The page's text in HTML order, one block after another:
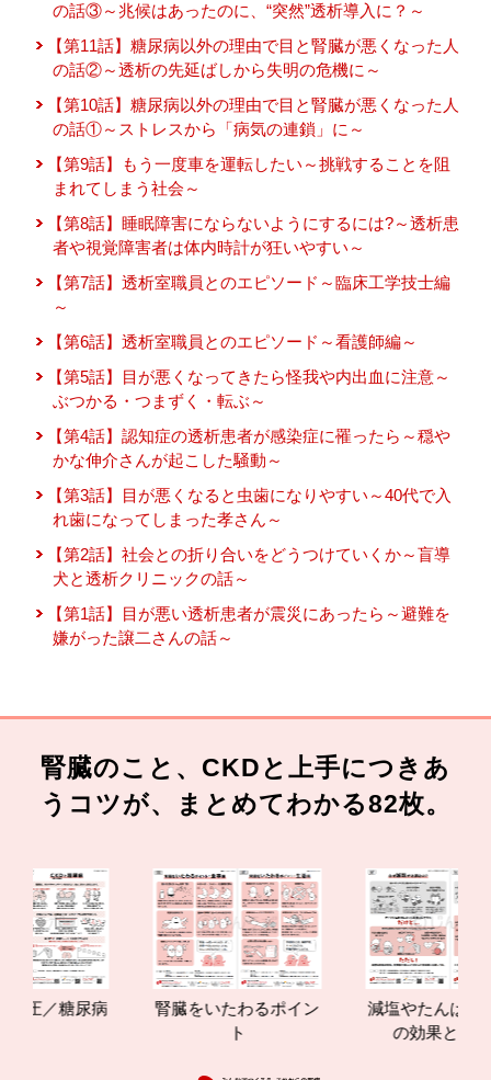
の話③～兆候はあったのに、“突然”透析導入に？～
【第11話】糖尿病以外の理由で目と腎臓が悪くなった人
の話②～透析の先延ばしから失明の危機に～
【第10話】糖尿病以外の理由で目と腎臓が悪くなった人
の話①～ストレスから「病気の連鎖」に～
【第9話】もう一度車を運転したい～挑戦することを阻
まれてしまう社会～
【第8話】睡眠障害にならないようにするには?～透析患
者や視覚障害者は体内時計が狂いやすい～
【第7話】透析室職員とのエピソード～臨床工学技士編
～
【第6話】透析室職員とのエピソード～看護師編～
【第5話】目が悪くなってきたら怪我や内出血に注意～
ぶつかる・つまずく・転ぶ～
【第4話】認知症の透析患者が感染症に罹ったら～穏や
かな伸介さんが起こした騒動～
【第3話】目が悪くなると虫歯になりやすい～40代で入
れ歯になってしまった孝さん～
【第2話】社会との折り合いをどうつけていくか～盲導
犬と透析クリニックの話～
【第1話】目が悪い透析患者が震災にあったら～避難を
嫌がった譲二さんの話～
腎臓のこと、CKDと上手につきあ
うコツが、まとめてわかる82枚。
腎臓をいたわるポイン
減塩やたんぱく質管理
の効果と重要性